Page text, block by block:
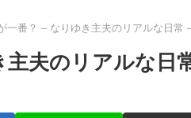
一番？ – なりゆき主夫のリアルな日常
夫のリアルな日